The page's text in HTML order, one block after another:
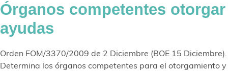
Órganos competentes otorgar
ayudas
Orden FOM/3370/2009 de 2 Diciembre (BOE 15 Diciembre).
Determina los órganos competentes para el otorgamiento y